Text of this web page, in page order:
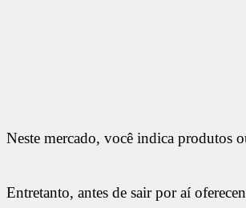
Neste mercado, você indica produtos
Entretanto, antes de sair por aí